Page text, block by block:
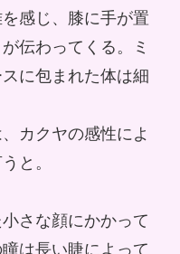
感じ、膝に手が置
伝わってくる。ミ
に包まれた体は細
カクヤの感性によ
と。
さな顔にかかって
は長い睫によって